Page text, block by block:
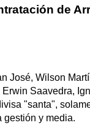
de
José, Wilson
Saavedra,
"santa",
gestión y media.